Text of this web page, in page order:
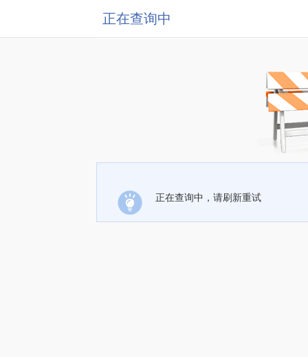
正在查询中
正在查询中，请刷新重试